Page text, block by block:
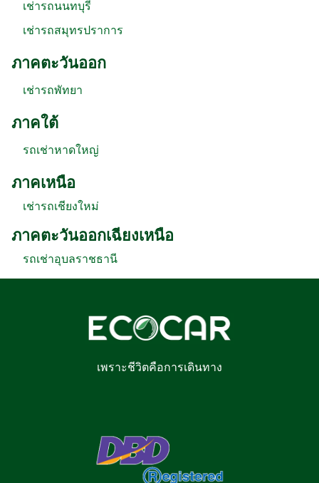
เช่ารถนนทบุรี
เช่ารถสมุทรปราการ
ภาคตะวันออก
เช่ารถพัทยา
ภาคใต้
รถเช่าหาดใหญ่
ภาคเหนือ
เช่ารถเชียงใหม่
ภาคตะวันออกเฉียงเหนือ
รถเช่าอุบลราชธานี
เพราะชีวิตคือการเดินทาง